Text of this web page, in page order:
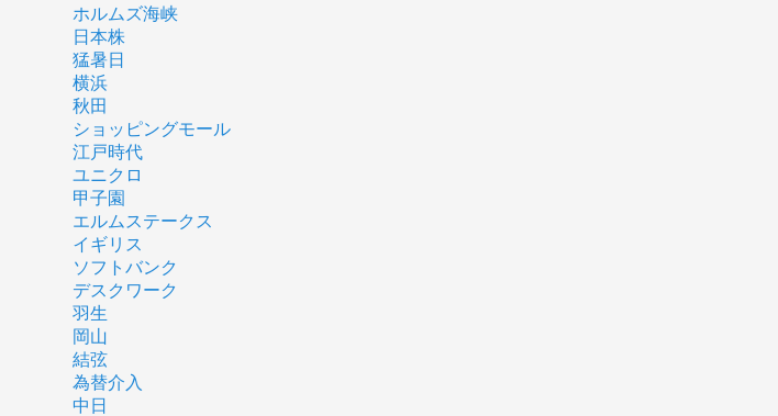
ホルムズ海峡
日本株
猛暑日
横浜
秋田
ショッピングモール
江戸時代
ユニクロ
甲子園
エルムステークス
イギリス
ソフトバンク
デスクワーク
羽生
岡山
結弦
為替介入
中日